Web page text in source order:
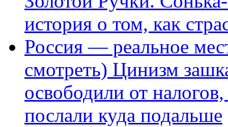
история о том, как
Россия — реальное
смотреть) Цинизм
освободили от
послали куда подальше